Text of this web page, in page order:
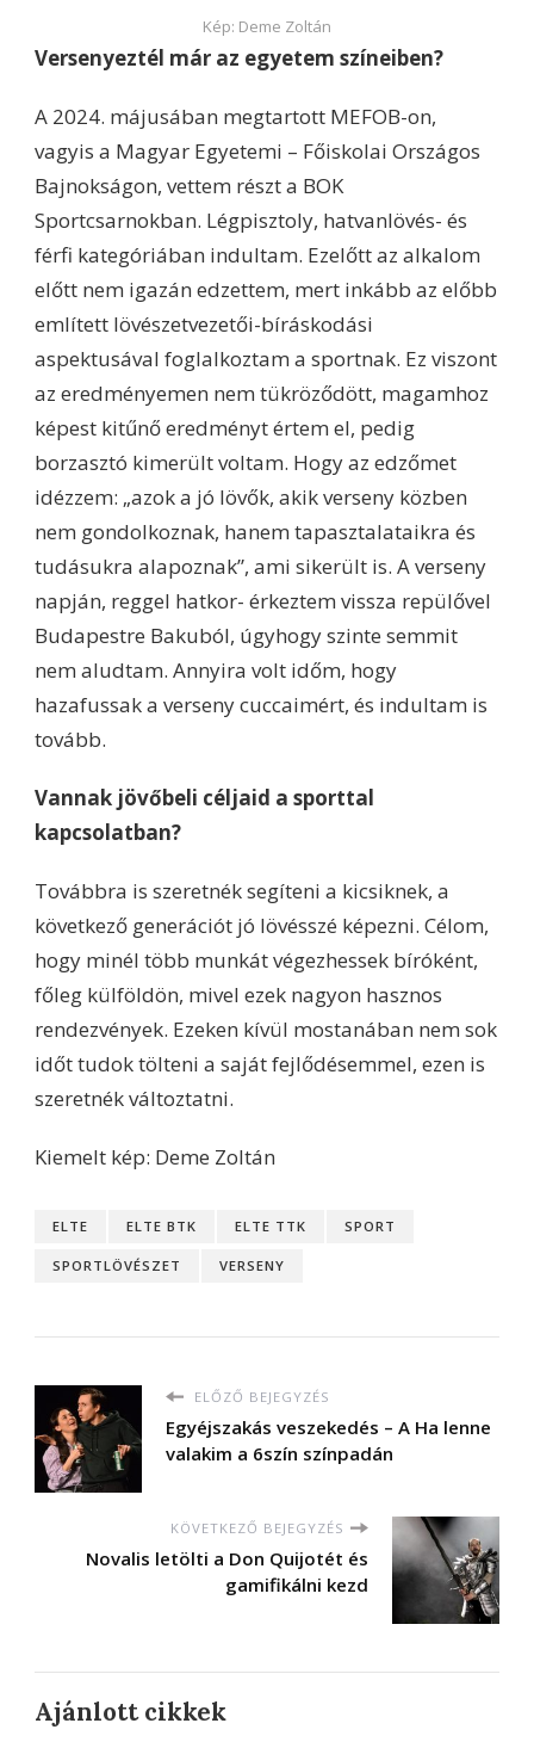
Kép: Deme Zoltán
Versenyeztél már az egyetem színeiben?
A 2024. májusában megtartott MEFOB-on,
vagyis a Magyar Egyetemi – Főiskolai Országos
Bajnokságon, vettem részt a BOK
Sportcsarnokban. Légpisztoly, hatvanlövés- és
férfi kategóriában indultam. Ezelőtt az alkalom
előtt nem igazán edzettem, mert inkább az előbb
említett lövészetvezetői-bíráskodási
aspektusával foglalkoztam a sportnak. Ez viszont
az eredményemen nem tükröződött, magamhoz
képest kitűnő eredményt értem el, pedig
borzasztó kimerült voltam. Hogy az edzőmet
idézzem: „azok a jó lövők, akik verseny közben
nem gondolkoznak, hanem tapasztalataikra és
tudásukra alapoznak”, ami sikerült is. A verseny
napján, reggel hatkor- érkeztem vissza repülővel
Budapestre Bakuból, úgyhogy szinte semmit
nem aludtam. Annyira volt időm, hogy
hazafussak a verseny cuccaimért, és indultam is
tovább.
Vannak jövőbeli céljaid a sporttal
kapcsolatban?
Továbbra is szeretnék segíteni a kicsiknek, a
következő generációt jó lövésszé képezni. Célom,
hogy minél több munkát végezhessek bíróként,
főleg külföldön, mivel ezek nagyon hasznos
rendezvények. Ezeken kívül mostanában nem sok
időt tudok tölteni a saját fejlődésemmel, ezen is
szeretnék változtatni.
Kiemelt kép: Deme Zoltán
ELTE ELTE BTK ELTE TTK SPORT
SPORTLÖVÉSZET VERSENY
ELŐZŐ BEJEGYZÉS
Egyéjszakás veszekedés – A Ha lenne
valakim a 6szín színpadán
KÖVETKEZŐ BEJEGYZÉS
Novalis letölti a Don Quijotét és
gamifikálni kezd
Ajánlott cikkek